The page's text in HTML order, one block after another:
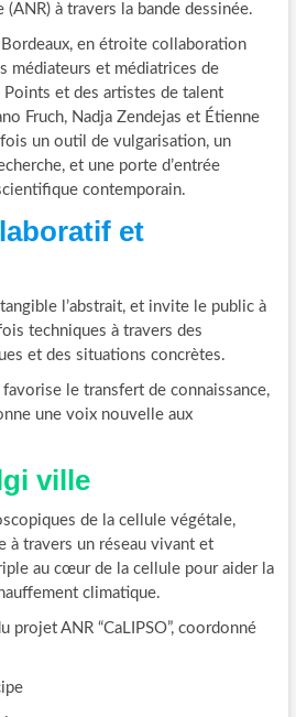
(ANR) à travers la bande dessinée.
en étroite collaboration
médiateurs et médiatrices de
Points et des artistes de talent
Fruch, Nadja Zendejas et Étienne
un outil de vulgarisation, un
et une porte d’entrée
contemporain.
et
l’abstrait, et invite le public à
techniques à travers des
et des situations concrètes.
favorise le transfert de connaissance,
une voix nouvelle aux
ville
de la cellule végétale,
à travers un réseau vivant et
au cœur de la cellule pour aider la
climatique.
ANR “CaLIPSO”, coordonné